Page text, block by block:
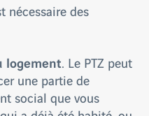
nécessaire des
logement. Le PTZ peut
une partie de
social que vous